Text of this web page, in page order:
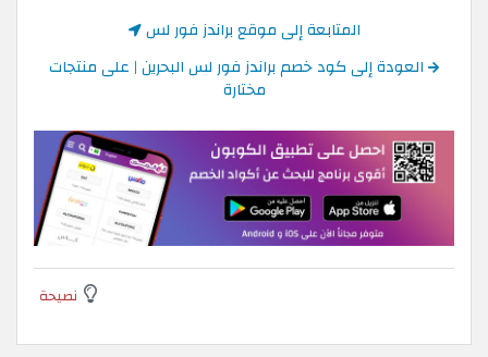
المتابعة إلى موقع براندز فور لس
العودة إلى كود خصم براندز فور لس البحرين | على منتجات
مختارة
نصيحة